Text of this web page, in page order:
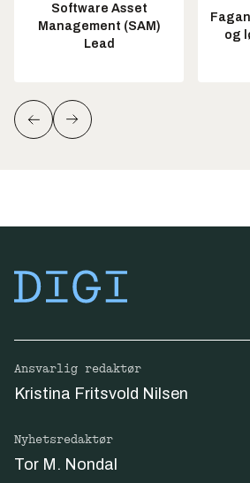
Software Asset
Management (SAM)
Lead
og
Ansvarlig redaktør
Kristina Fritsvold Nilsen
Nyhetsredaktør
Tor M. Nondal